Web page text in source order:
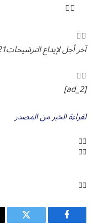
آخر أجل لإيداع الترشيحات21 يوليوز 2025 – 16:30
[ad_2]
لقراءة الخبر من المصدر